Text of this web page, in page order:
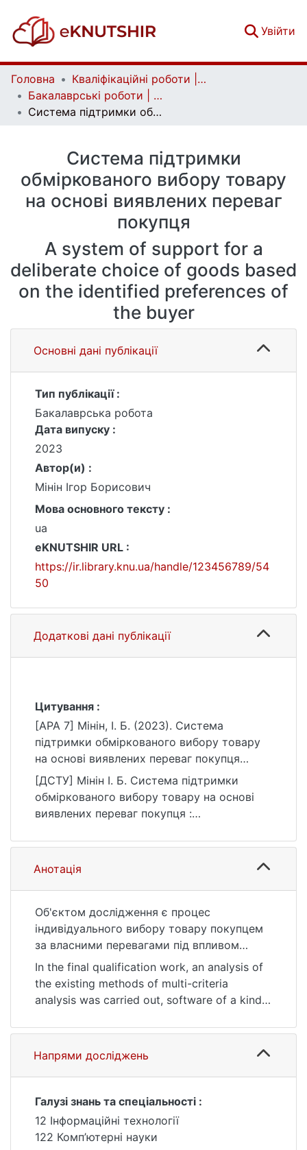
Увійти
Головна
Кваліфікаційні роботи | Qualifying works
Бакалаврські роботи | Bachelor theses
Система підтримки обміркованого вибору товару на основі виявлених переваг покупця
Система підтримки
обміркованого вибору товару
на основі виявлених переваг
покупця
A system of support for a
deliberate choice of goods based
on the identified preferences of
the buyer
Основні дані публікації
Тип публікації :
Бакалаврська робота
Дата випуску :
2023
Автор(и) :
Мінін Ігор Борисович
Мова основного тексту :
ua
eKNUTSHIR URL :
https://ir.library.knu.ua/handle/123456789/54
50
Додаткові дані публікації
Цитування :
[APA 7] Мінін, І. Б. (2023). Система
підтримки обміркованого вибору товару
на основі виявлених переваг покупця
[Бакалаврська робота, Київський
національний університет імені Тараса
Шевченка]. eKNUTSHIR.
https://ir.library.knu.ua/handle/123456789/54
50
[ДСТУ] Мінін І. Б. Система підтримки
обміркованого вибору товару на основі
виявлених переваг покупця :
Інформаційні технології. Київ, 2023. 60 с.
URL:
https://ir.library.knu.ua/handle/123456789/54
Анотація
Об'єктом дослідження є процес
індивідуального вибору товару покупцем
за власними перевагами під впливом
реклами.
Предметом дослідження є розробка
програмної системи підтримки
обміркованого вибору товару на основі
виявлених переваг покупця.
проведено аналіз існуючих методів
багатокритеріального аналізу, розроблено
програмне забезпечення виду системи
підтримки прийняття рішень, що реалізує
один із методів критеріального аналізу та
надає користувачу персоналізовані
In the final qualification work, an analysis of
the existing methods of multi-criteria
analysis was carried out, software of a kind
which implements one of the methods of
criterion analysis and provides the user with
personalized recommendations.
Keywords: criterion, decision support system,
recommendation.
Напрями досліджень
Галузі знань та спеціальності :
12 Інформаційні технології
122 Комп’ютерні науки